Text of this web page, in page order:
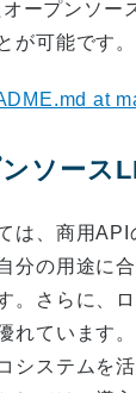
ープンソー
が可能です。
at
ソース
は、商用
分の用途に
。さらに、
れています
システムを